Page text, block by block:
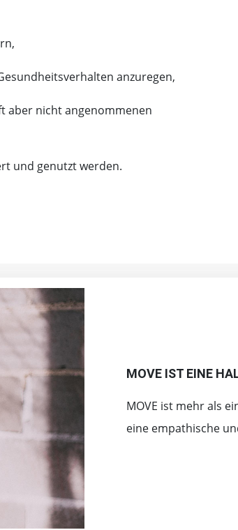
anzuregen,
aber nicht angenommenen
und genutzt werden.
MOVE IST EINE
MOVE ist mehr als
eine empathische